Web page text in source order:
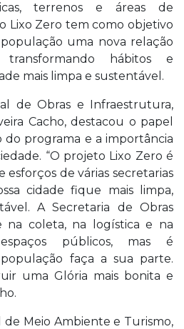
terrenos e áreas de
Lixo Zero tem como objetivo
uma nova relação
hábitos e
mais limpa e sustentável.
de Obras e Infraestrutura,
Cacho, destacou o papel
do programa e a importância
“O projeto Lixo Zero é
esforços de várias secretarias
cidade fique mais limpa,
A Secretaria de Obras
coleta, na logística e na
públicos, mas é
faça a sua parte.
uma Glória mais bonita e
de Meio Ambiente e Turismo,